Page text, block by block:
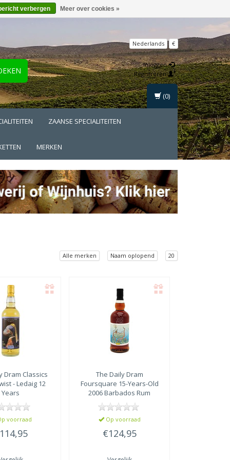
Nederlands €
Inloggen
Registreren
ZAANSE SPECIALITEITEN
MERKEN
(0)
Alle merken Naam oplopend 20
Dram Classics
- Ledaig 12
Years
voorraad
The Daily Dram
Foursquare 15-Years-Old
2006 Barbados Rum
Op voorraad
€124,95
verbergen Meer over cookies »